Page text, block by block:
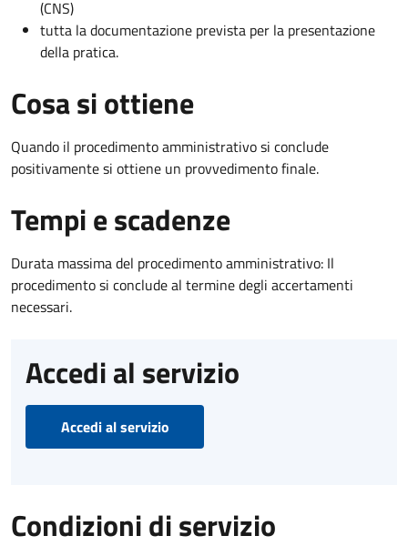
(CNS)
tutta la documentazione prevista per la presentazione
della pratica.
Cosa si ottiene
Quando il procedimento amministrativo si conclude
positivamente si ottiene un provvedimento finale.
Tempi e scadenze
Durata massima del procedimento amministrativo: Il
procedimento si conclude al termine degli accertamenti
necessari.
Accedi al servizio
Accedi al servizio
Condizioni di servizio